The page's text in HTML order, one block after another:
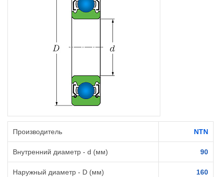
Производитель NTN
Внутренний диаметр - d (мм) 90
Наружный диаметр - D (мм) 160